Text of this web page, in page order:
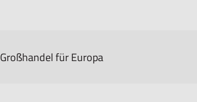
Großhandel für Europa